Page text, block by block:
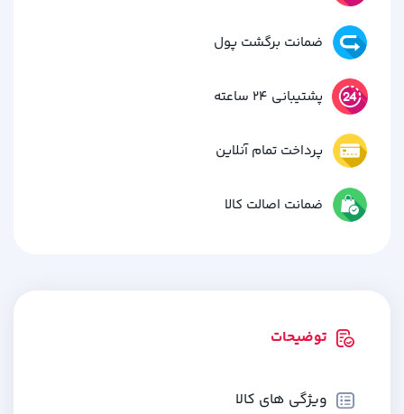
ضمانت برگشت پول
پشتیبانی 24 ساعته
پرداخت تمام آنلاین
ضمانت اصالت کالا
توضیحات
ویژگی های کالا